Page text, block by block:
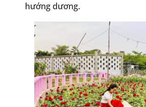
hướng dương.